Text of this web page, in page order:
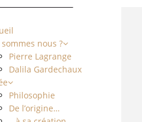
nous ?
Pierre Lagrange
Dalila Gardechaux
Philosophie
De l’origine…